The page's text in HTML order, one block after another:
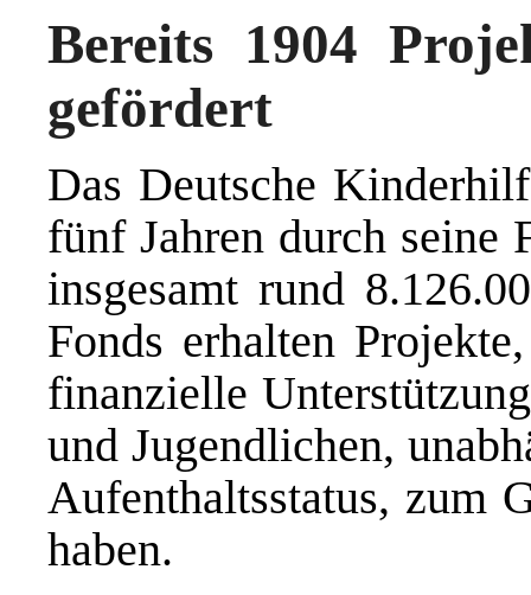
Bereits 1904
gefördert
Das Deutsche
fünf Jahren durch seine
insgesamt rund
Fonds erhalten
finanzielle
und Jugendlichen,
Aufenthaltsstatus, zum
haben.